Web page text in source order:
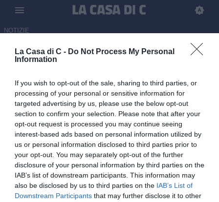
La Casa di C - Do Not Process My Personal
Information
If you wish to opt-out of the sale, sharing to third parties, or
processing of your personal or sensitive information for
targeted advertising by us, please use the below opt-out
section to confirm your selection. Please note that after your
opt-out request is processed you may continue seeing
interest-based ads based on personal information utilized by
us or personal information disclosed to third parties prior to
your opt-out. You may separately opt-out of the further
disclosure of your personal information by third parties on the
IAB’s list of downstream participants. This information may
also be disclosed by us to third parties on the IAB’s List of
Downstream Participants that may further disclose it to other
NOTIZIE
Ascoli-Union Brescia,
per la finale di ritorno
ULTIM'ORA
04.06.2026 20:33 di Redazione
La decisione della società biancoblù dopo il divieto di vendita dei
biglietti ai residenti della provincia di Brescia